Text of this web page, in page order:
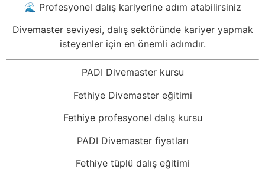
🌊 Profesyonel dalış kariyerine adım atabilirsiniz
Divemaster seviyesi, dalış sektöründe kariyer yapmak
isteyenler için en önemli adımdır.
PADI Divemaster kursu
Fethiye Divemaster eğitimi
Fethiye profesyonel dalış kursu
PADI Divemaster fiyatları
Fethiye tüplü dalış eğitimi